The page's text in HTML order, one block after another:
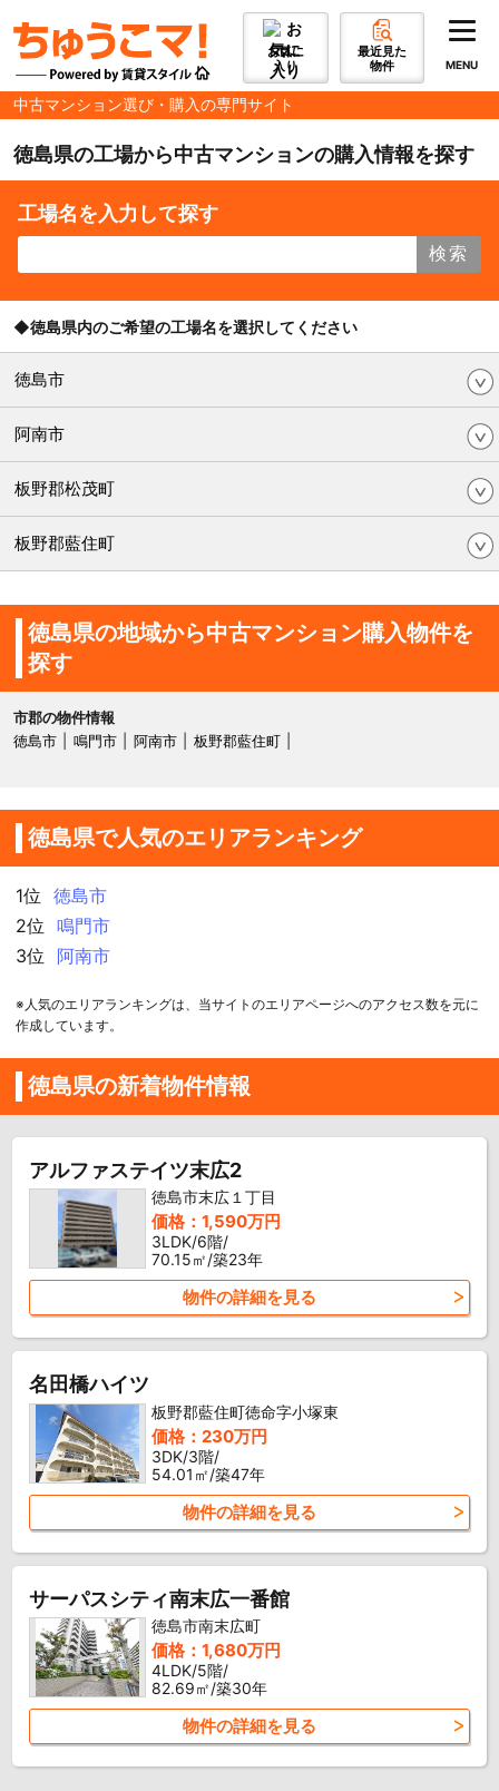
お気に
入り
最近見た
物件
MENU
中古マンション選び・購入の専門サイト
徳島県の工場から中古マンションの購入情報を探す
工場名を入力して探す
検索
◆徳島県内のご希望の工場名を選択してください
徳島市
阿南市
板野郡松茂町
板野郡藍住町
徳島県の地域から中古マンション購入物件を
探す
市郡の物件情報
徳島市
鳴門市 阿南市 板野郡藍住町
徳島県で人気のエリアランキング
1位
徳島市
2位
鳴門市
3位
阿南市
※人気のエリアランキングは、当サイトのエリアページへのアクセス数を元に
作成しています。
徳島県の新着物件情報
アルファステイツ末広2
徳島市末広１丁目
価格：1,590万円
3LDK/6階/
70.15㎡/築23年
物件の詳細を見る
名田橋ハイツ
板野郡藍住町徳命字小塚東
価格：230万円
3DK/3階/
54.01㎡/築47年
物件の詳細を見る
サーパスシティ南末広一番館
徳島市南末広町
価格：1,680万円
4LDK/5階/
82.69㎡/築30年
物件の詳細を見る